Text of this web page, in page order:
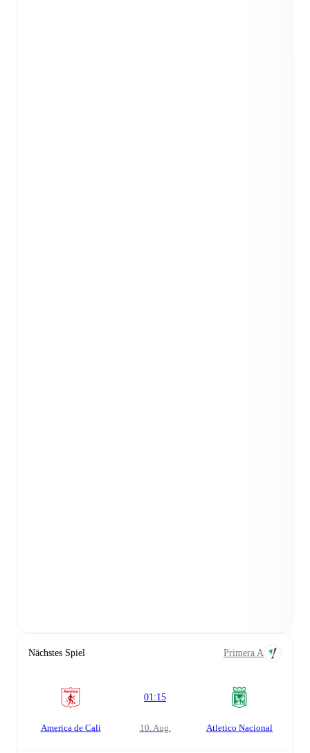
Nächstes Spiel Primera A
America de Cali
01:15
10. Aug. Atletico Nacional